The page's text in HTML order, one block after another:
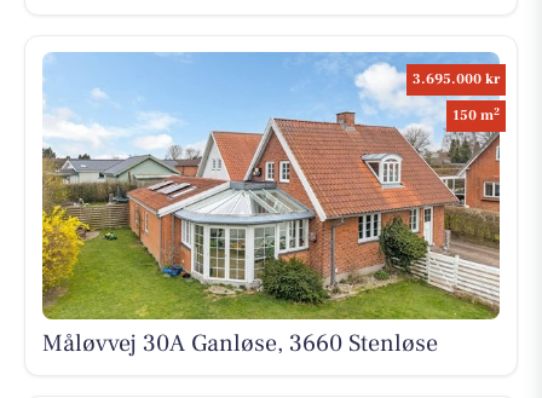
3.695.000 kr
150 m2
Måløvvej 30A Ganløse, 3660 Stenløse